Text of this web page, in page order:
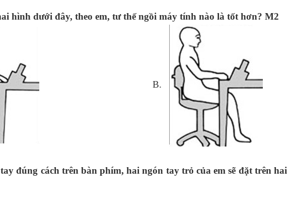
hình dưới đây, theo em, tư thế ngồi máy tính nào là tốt hơn? M2
B.
đúng cách trên bàn phím, hai ngón tay trỏ của em sẽ đặt trên hai